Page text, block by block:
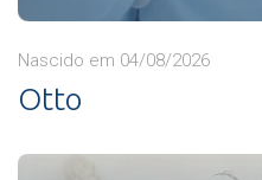
Nascido em 04/08/2026
Otto